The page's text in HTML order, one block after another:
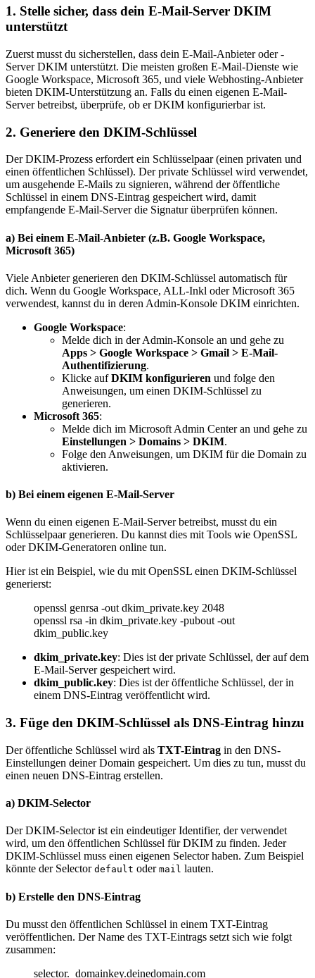
1. Stelle sicher, dass dein E-Mail-Server DKIM
unterstützt
Zuerst musst du sicherstellen, dass dein E-Mail-Anbieter oder -
Server DKIM unterstützt. Die meisten großen E-Mail-Dienste wie
Google Workspace, Microsoft 365, und viele Webhosting-Anbieter
bieten DKIM-Unterstützung an. Falls du einen eigenen E-Mail-
Server betreibst, überprüfe, ob er DKIM konfigurierbar ist.
2. Generiere den DKIM-Schlüssel
Der DKIM-Prozess erfordert ein Schlüsselpaar (einen privaten und
einen öffentlichen Schlüssel). Der private Schlüssel wird verwendet,
um ausgehende E-Mails zu signieren, während der öffentliche
Schlüssel in einem DNS-Eintrag gespeichert wird, damit
empfangende E-Mail-Server die Signatur überprüfen können.
a) Bei einem E-Mail-Anbieter (z.B. Google Workspace,
Microsoft 365)
Viele Anbieter generieren den DKIM-Schlüssel automatisch für
dich. Wenn du Google Workspace, ALL-Inkl oder Microsoft 365
verwendest, kannst du in deren Admin-Konsole DKIM einrichten.
Google Workspace:
Melde dich in der Admin-Konsole an und gehe zu
Apps > Google Workspace > Gmail > E-Mail-
Authentifizierung.
Klicke aufDKIM konfigurieren und folge den
Anweisungen, um einen DKIM-Schlüssel zu
generieren.
Microsoft 365:
Melde dich im Microsoft Admin Center an und gehe zu
Einstellungen > Domains > DKIM.
Folge den Anweisungen, um DKIM für die Domain zu
aktivieren.
b) Bei einem eigenen E-Mail-Server
Wenn du einen eigenen E-Mail-Server betreibst, musst du ein
Schlüsselpaar generieren. Du kannst dies mit Tools wie OpenSSL
oder DKIM-Generatoren online tun.
Hier ist ein Beispiel, wie du mit OpenSSL einen DKIM-Schlüssel
generierst:
openssl genrsa -out dkim_private.key 2048
openssl rsa -in dkim_private.key -pubout -out
dkim_public.key
dkim_private.key: Dies ist der private Schlüssel, der auf dem
E-Mail-Server gespeichert wird.
dkim_public.key: Dies ist der öffentliche Schlüssel, der in
einem DNS-Eintrag veröffentlicht wird.
3. Füge den DKIM-Schlüssel als DNS-Eintrag hinzu
Der öffentliche Schlüssel wird als TXT-Eintrag in den DNS-
Einstellungen deiner Domain gespeichert. Um dies zu tun, musst du
einen neuen DNS-Eintrag erstellen.
a) DKIM-Selector
Der DKIM-Selector ist ein eindeutiger Identifier, der verwendet
wird, um den öffentlichen Schlüssel für DKIM zu finden. Jeder
DKIM-Schlüssel muss einen eigenen Selector haben. Zum Beispiel
könnte der Selector default oder mail lauten.
b) Erstelle den DNS-Eintrag
Du musst den öffentlichen Schlüssel in einem TXT-Eintrag
veröffentlichen. Der Name des TXT-Eintrags setzt sich wie folgt
zusammen:
selector._domainkey.deinedomain.com